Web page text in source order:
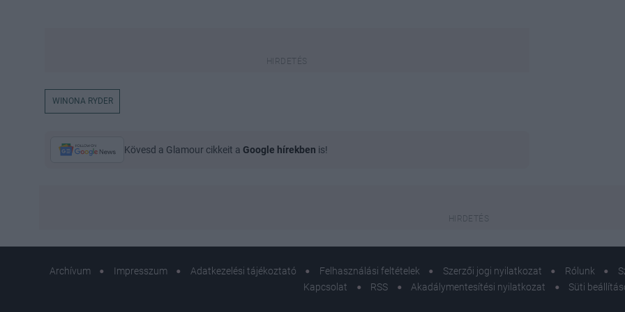
WINONA RYDER
Kövesd a Glamour cikkeit a Google hírekben is!
Archívum Impresszum Adatkezelési tájékoztató Felhasználási feltételek Szerzői jogi nyilatkozat Rólunk
Kapcsolat
RSS Akadálymentesítési nyilatkozat Süti